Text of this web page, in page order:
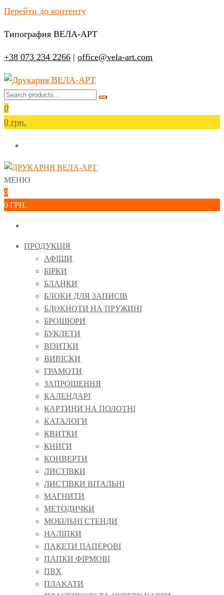
Перейти до контенту
Типография ВЕЛА-АРТ
+38 073 234 2266 | office@vela-art.com
Друкарня ВЕЛА-АРТ
Офсетний, цифровий та широкоформатний друк.
Замовлення поліграфії онлайн.
0
0 грн.
Друкарня ВЕЛА-АРТ
Офсетний, цифровий та широкоформатний друк. Замовлення
поліграфії онлайн.
МЕНЮ
0
0 ГРН.
ПРОДУКЦІЯ
АФІШИ
БІРКИ
БЛАНКИ
БЛОКИ ДЛЯ ЗАПИСІВ
БЛОКНОТИ НА ПРУЖИНІ
БРОШЮРИ
БУКЛЕТИ
ВІЗИТКИ
ВИВІСКИ
ГРАМОТИ
ЗАПРОШЕННЯ
КАЛЕНДАРІ
КАРТИНИ НА ПОЛОТНІ
КАТАЛОГИ
КВИТКИ
КНИГИ
КОНВЕРТИ
ЛИСТІВКИ
ЛИСТІВКИ ВІТАЛЬНІ
МАГНИТИ
МЕТОДИЧКИ
МОБІЛЬНІ СТЕНДИ
НАЛІПКИ
ПАКЕТИ ПАПЕРОВІ
ПАПКИ ФІРМОВІ
ПВХ
ПЛАКАТИ